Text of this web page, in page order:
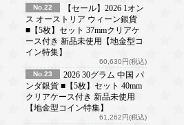
No.22
【セール】2026 1オン
ス オーストリア ウィーン銀貨
■【5枚】セット 37mmクリアケ
ース付き 新品未使用【地金型コ
イン特集】
60,630円(税込)
No.23
2026 30グラム 中国 パ
ンダ銀貨 ■【5枚】セット 40mm
クリアケース付き 新品未使用
【地金型コイン特集】
61,262円(税込)